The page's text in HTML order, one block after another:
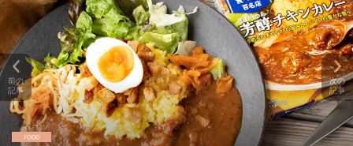
前の
記事
次の
記事